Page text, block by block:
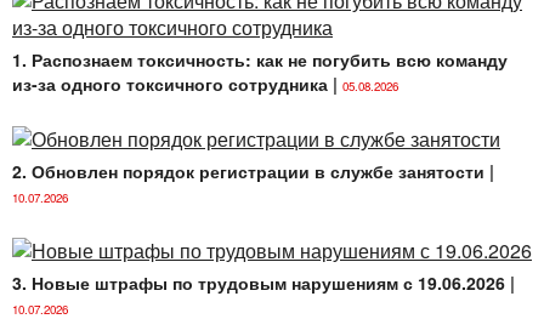
1. Распознаем токсичность: как не погубить всю команду
из-за одного токсичного сотрудника | 05.08.2026
2. Обновлен порядок регистрации в службе занятости |
10.07.2026
3. Новые штрафы по трудовым нарушениям с 19.06.2026 |
10.07.2026